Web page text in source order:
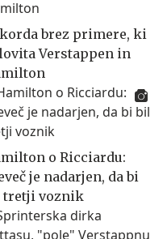
brez primere, ki
Verstappen in
o Ricciardu:
je nadarjen, da bi
tretji voznik